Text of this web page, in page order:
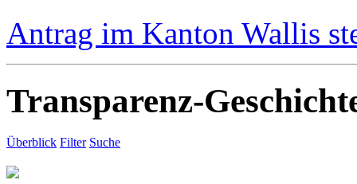
Antrag im Kanton Wallis
Transparenz-
Überblick Filter Suche